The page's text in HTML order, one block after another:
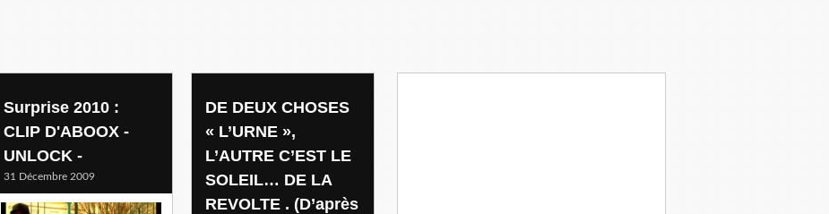
Surprise 2010 :
CLIP D'ABOOX -
UNLOCK -
31 Décembre 2009
DE DEUX CHOSES
« L’URNE »,
L’AUTRE C’EST LE
SOLEIL… DE LA
REVOLTE . (D’après